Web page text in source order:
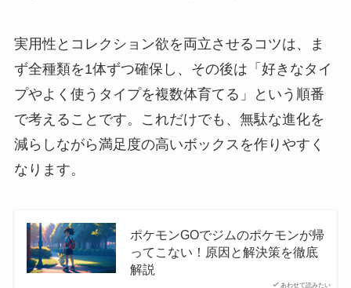
実用性とコレクション欲を両立させるコツは、ま
ず全種類を1体ずつ確保し、その後は「好きなタイ
プやよく使うタイプを複数体育てる」という順番
で考えることです。これだけでも、無駄な進化を
減らしながら満足度の高いボックスを作りやすく
なります。
あわせて読みたい
ポケモンGOでジムのポケモンが帰
ってこない！原因と解決策を徹底
解説